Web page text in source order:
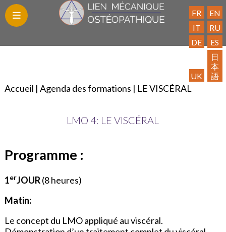
FR
EN
IT
RU
DE
ES
UK
日
本
語
Accueil | Agenda des formations | LE VISCÉRAL
LMO 4: LE VISCÉRAL
Programme :
1erJOUR(8 heures)
Matin:
Le concept du LMO appliqué au viscéral.